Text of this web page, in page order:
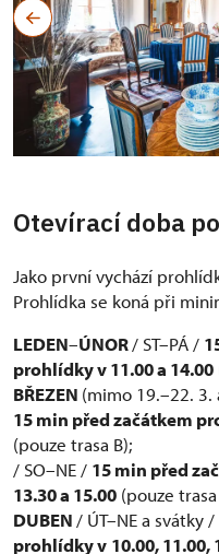
Otevírací doba
Jako první vychází
Prohlídka se koná při
LEDEN–ÚNOR/ ST–PÁ /
prohlídky v 11.00 a 14.00
BŘEZEN (mimo 19.–22. 3.
15 min před začátkem
(pouze trasa B);
/ SO–NE / 15 min před
13.30 a 15.00 (pouze trasa
DUBEN/ ÚT–NE a svátky /
prohlídky v 10.00, 11.00,